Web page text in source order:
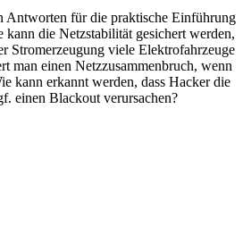
Antworten für die praktische Einführung
die Netzstabilität gesichert werden,
Stromerzeugung viele Elektrofahrzeuge
man einen Netzzusammenbruch, wenn
kann erkannt werden, dass Hacker die
einen Blackout verursachen?